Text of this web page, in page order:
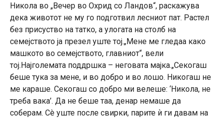
Никола во „Вечер во Охрид со Ландов“, раскажува
дека животот не му го подготвил лесниот пат. Растел
без присуство на татко, а улогата на столб на
семејството ја презел уште тој.„Мене ме гледаа како
машкото во семејството, главниот“, вели
тој.Најголемата поддршка – неговата мајка.„Секогаш
беше тука за мене, и во добро и во лошо. Никогаш не
ме караше. Секогаш со добро ми велеше: ‘Никола, не
треба вака’. Да не беше таа, денар немаше да
соберам. Сè уште после свирки, парите ѝ ги давам на